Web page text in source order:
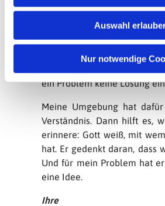
Auswahl
Nur notwendige
mir zu denken.
Und es gibt mir Mut. Wie oft
ein Problem keine Lösung
Meine Umgebung hat
Verständnis. Dann hilft es,
erinnere: Gott weiß, mit
hat. Er gedenkt daran, dass
Und für mein Problem hat
eine Idee.
Ihre